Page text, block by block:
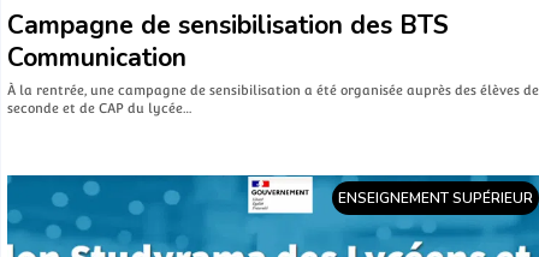
Campagne de sensibilisation des BTS
Communication
À la rentrée, une campagne de sensibilisation a été organisée auprès des élèves de
seconde et de CAP du lycée…
ENSEIGNEMENT SUPÉRIEUR